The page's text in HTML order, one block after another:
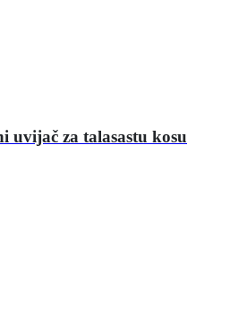
uvijač za talasastu kosu